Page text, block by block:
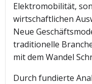
Elektromobilität,
wirtschaftlichen
Neue
traditionelle
mit dem Wandel
Durch fundierte